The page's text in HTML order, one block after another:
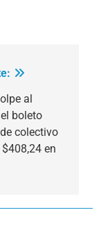
al
boleto
colectivo
en